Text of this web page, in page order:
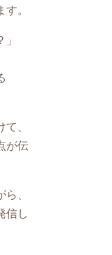
。
、
が伝
、
信し